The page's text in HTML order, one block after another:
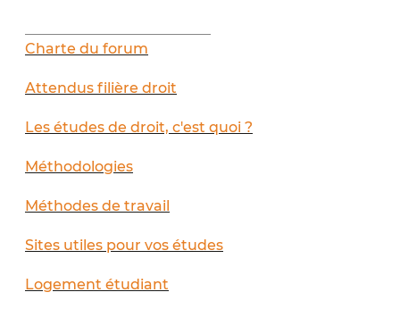
Charte du forum
Attendus filière droit
Les études de droit, c'est quoi ?
Méthodologies
Méthodes de travail
Sites utiles pour vos études
Logement étudiant